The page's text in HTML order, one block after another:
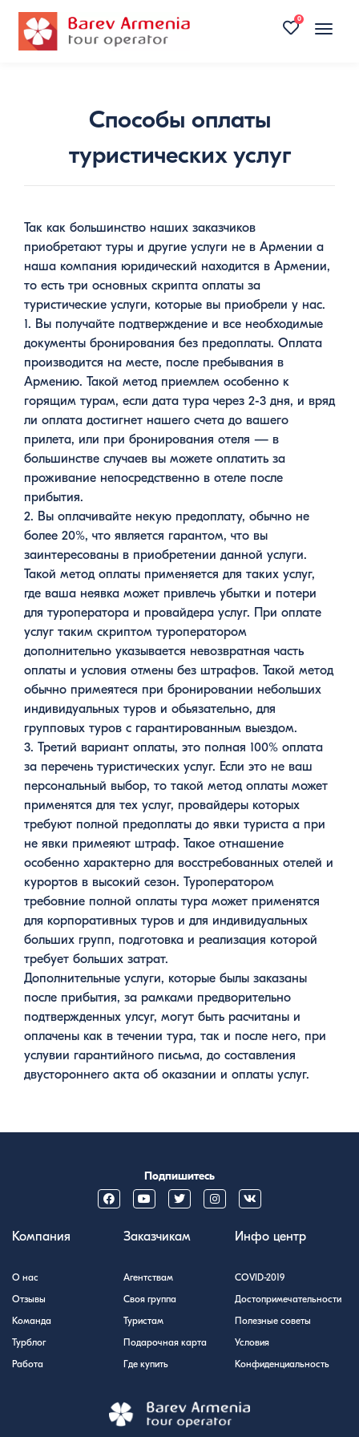
Toggle
0
Способы оплаты
туристических услуг
Так как большинство наших заказчиков
приобретают туры и другие услуги не в Армении а
наша компания юридический находится в Армении,
то есть три основных скрипта оплаты за
туристические услуги, которые вы приобрели у нас.
1. Вы получайте подтверждение и все необходимые
документы бронирования без предоплаты. Оплата
производится на месте, после пребывания в
Армению. Такой метод приемлем особенно к
горящим турам, если дата тура через 2-3 дня, и вряд
ли оплата достигнет нашего счета до вашего
прилета, или при бронирования отеля — в
большинстве случаев вы можете оплатить за
проживание непосредственно в отеле после
прибытия.
2. Вы оплачивайте некую предоплату, обычно не
более 20%, что является гарантом, что вы
заинтересованы в приобретении данной услуги.
Такой метод оплаты применяется для таких услуг,
где ваша неявка может привлечь убытки и потери
для туроператора и провайдера услуг. При оплате
услуг таким скриптом туроператором
дополнительно указывается невозвратная часть
оплаты и условия отмены без штрафов. Такой метод
обычно примеятеся при бронировании небольших
индивидуальных туров и обьязательно, для
групповых туров с гарантированным выездом.
3. Третий вариант оплаты, это полная 100% оплата
за перечень туристических услуг. Если это не ваш
персональный выбор, то такой метод оплаты может
применятся для тех услуг, провайдеры которых
требуют полной предоплаты до явки туриста а при
не явки примеяют штраф. Такое отнашение
особенно характерно для восстребованных отелей и
курортов в высокий сезон. Туроператором
требовние полной оплаты тура может применятся
для корпоративных туров и для индивидуальных
больших групп, подготовка и реализация которой
требует больших затрат.
Дополнительные услуги, которые былы заказаны
после прибытия, за рамками предворительно
подтвержденных улсуг, могут быть расчитаны и
оплачены как в течении тура, так и после него, при
услувии гарантийного письма, до составления
двустороннего акта об оказании и оплаты услуг.
Подпишитесь
Компания
О нас
Отзывы
Команда
Турблог
Работа
Заказчикам
Агентствам
Своя группа
Туристам
Подарочная карта
Где купить
Инфо центр
COVID-2019
Достопримечательности
Полезные советы
Условия
Конфиденциальность